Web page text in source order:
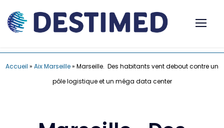
Accueil » Aix Marseille» Marseille. Des habitants vent debout contre un
pôle logistique et un méga data center